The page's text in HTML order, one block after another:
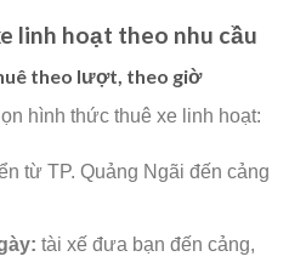
linh hoạt theo nhu cầu
theo lượt, theo giờ
hình thức thuê xe linh hoạt:
từ TP. Quảng Ngãi đến cảng
tài xế đưa bạn đến cảng,